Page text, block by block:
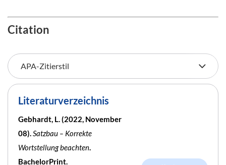
Citation
Literaturverzeichnis
Gebhardt, L. (2022, November
08).Satzbau – Korrekte
Wortstellung beachten.
BachelorPrint.